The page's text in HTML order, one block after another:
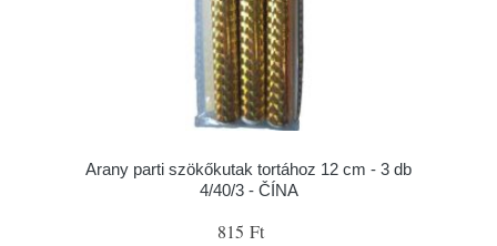
Arany parti szökőkutak tortához 12 cm - 3 db
4/40/3 - ČÍNA
815 Ft